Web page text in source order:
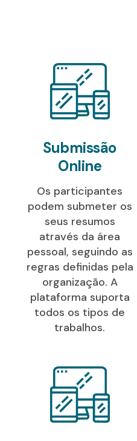
Submissão
Online
Os participantes
podem submeter os
seus resumos
através da área
pessoal, seguindo as
regras definidas pela
organização. A
plataforma suporta
todos os tipos de
trabalhos.